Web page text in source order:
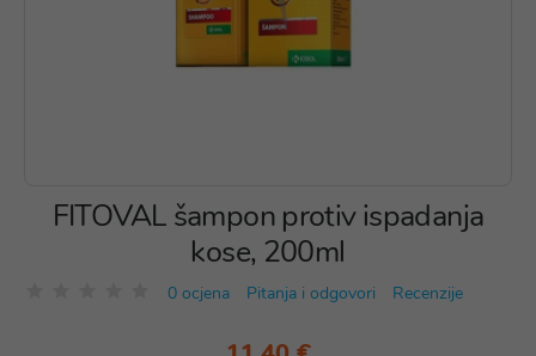
FITOVAL šampon protiv ispadanja
kose, 200ml
0 ocjena Pitanja i odgovori Recenzije